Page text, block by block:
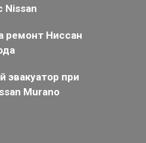
Nissan
ремонт Ниссан
эвакуатор при
Murano